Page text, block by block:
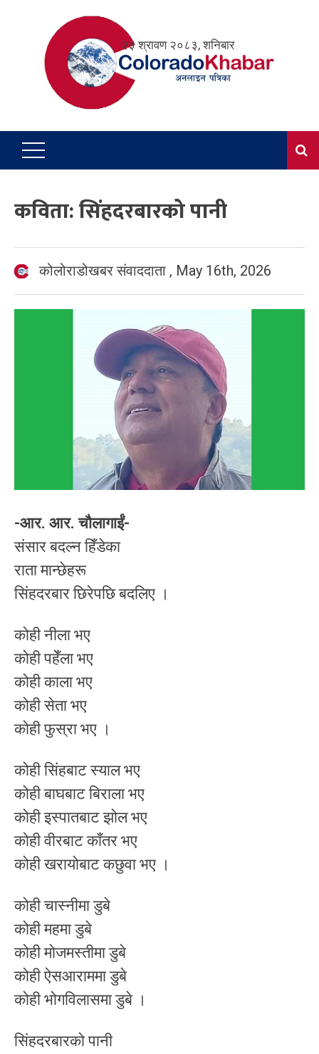
२३ श्रावण २०८३, शनिबार
कविता: सिंहदरबारको पानी
कोलोराडोखबर संवाददाता , May 16th, 2026
-आर. आर. चौलागाईं-
संसार बदल्न हिँडेका
राता मान्छेहरू
सिंहदरबार छिरेपछि बदलिए ।
कोही नीला भए
कोही पहेँला भए
कोही काला भए
कोही सेता भए
कोही फुस्रा भए ।
कोही सिंहबाट स्याल भए
कोही बाघबाट बिराला भए
कोही इस्पातबाट झोल भए
कोही वीरबाट काँतर भए
कोही खरायोबाट कछुवा भए ।
कोही चास्नीमा डुबे
कोही महमा डुबे
कोही मोजमस्तीमा डुबे
कोही ऐसआराममा डुबे
कोही भोगविलासमा डुबे ।
सिंहदरबारको पानी